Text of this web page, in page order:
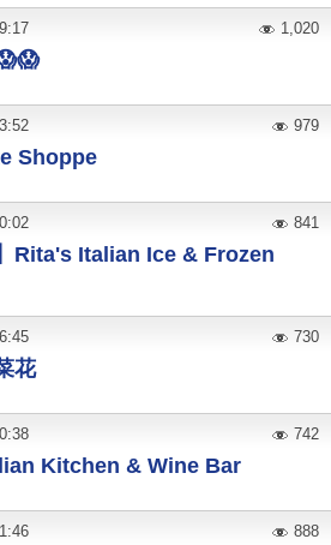
1,020
Shoppe
979
Rita's Italian Ice & Frozen
841
花
730
Kitchen & Wine Bar
742
888